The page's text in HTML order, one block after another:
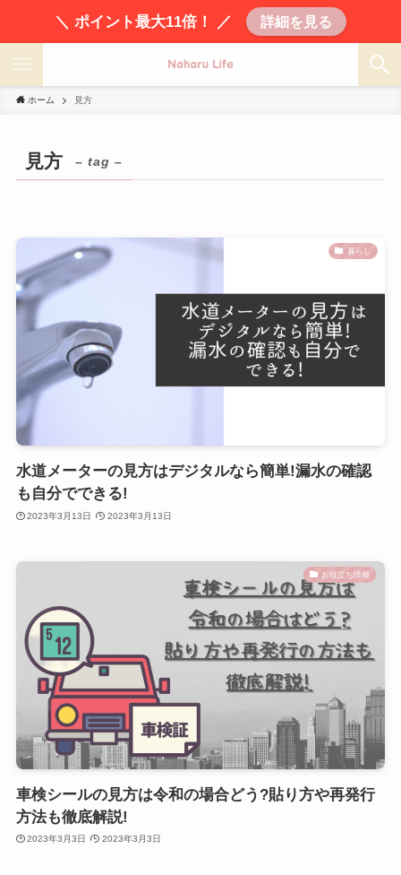
＼ ポイント最大11倍！ ／ 詳細を見る
ホーム 見方
見方 – tag –
暮らし
水道メーターの見方はデジタルなら簡単!漏水の確認
も自分でできる!
2023年3月13日 2023年3月13日
お役立ち情報
車検シールの見方は令和の場合どう?貼り方や再発行
方法も徹底解説!
2023年3月3日 2023年3月3日